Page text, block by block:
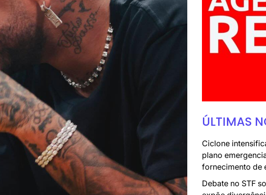
ÚLTIMAS
Ciclone
plano
fornecimento de
Debate no STF